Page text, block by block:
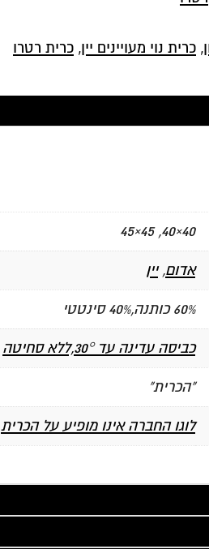
, כרית נוי מעויינים יין, כרית רטרו
40×40, 45×45
אדום,יין
60% כותנה,40% סינטטי
כביסה עדינה עד 30°,ללא סחיטה
"הכרית"
לוגו החברה אינו מופיע על הכרית